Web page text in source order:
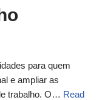
para quem
e ampliar as
trabalho. O… Read